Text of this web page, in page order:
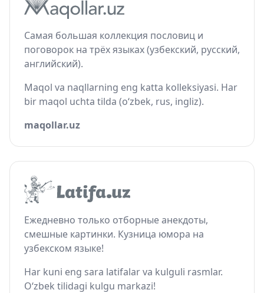
Самая большая коллекция пословиц и
поговорок на трёх языках (узбекский, русский,
английский).
Maqol va naqllarning eng katta kolleksiyasi. Har
bir maqol uchta tilda (o‘zbek, rus, ingliz).
maqollar.uz
Ежедневно только отборные анекдоты,
смешные картинки. Кузница юмора на
узбекском языке!
Har kuni eng sara latifalar va kulguli rasmlar.
O‘zbek tilidagi kulgu markazi!